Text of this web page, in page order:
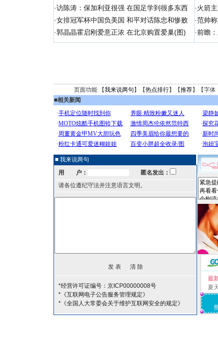
·访陈涛：保加利亚很强 在国足学到很多东西
·女排冠军杯中国负美国 和平对话陈忠和惨败
·郭晶晶霍启刚爱意正浓 在北京购置爱巢(图)
·火箭
·范帅
·前瞻
页面功能 【我来说两句 】【热点排行】【推荐】【字体
■相关新闻
■ 我来说两句
用 户：
匿名发出：
请各位遵纪守法并注意语言文明。
*经营许可证编号：京ICP00000008号
*《互联网电子公告服务管理规定》
*《全国人大常委会关于维护互联网安全的规定》
最
夏